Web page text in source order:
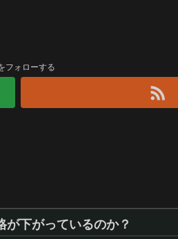
フォローする
が下がっているのか？